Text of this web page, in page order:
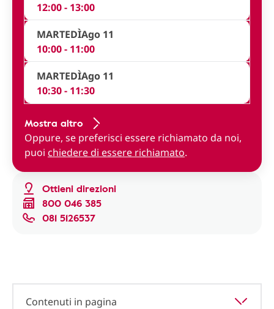
Ottieni direzioni
800 046 385
081 5126537
12:00 - 13:00
MARTEDÌAgo 11
10:00 - 11:00
MARTEDÌAgo 11
10:30 - 11:30
Mostra altro
Oppure, se preferisci essere richiamato da noi,
puoi chiedere di essere richiamato.
Contenuti in pagina